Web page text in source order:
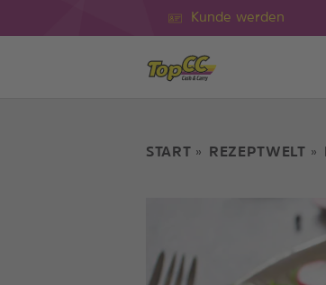
Kunde werden
START REZEPTWELT